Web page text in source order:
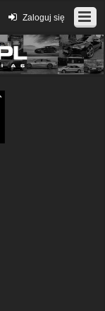
Zaloguj się